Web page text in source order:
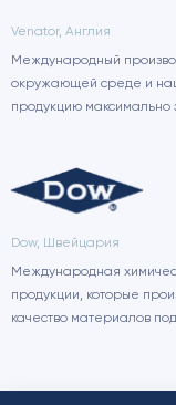
Venator, Англия
Международный
окружающей среде и
продукцию максимально
Dow, Швейцария
Международная
продукции, которые
качество материалов